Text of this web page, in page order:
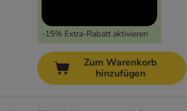
-15% Extra-Rabatt aktivieren
Zum Warenkorb
hinzufügen